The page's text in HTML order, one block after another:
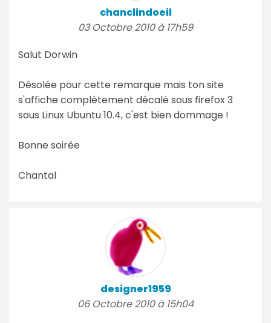
chanclindoeil
03 Octobre 2010 à 17h59
Salut Dorwin
Désolée pour cette remarque mais ton site
s'affiche complètement décalé sous firefox 3
sous Linux Ubuntu 10.4, c'est bien dommage !
Bonne soirée
Chantal
designer1959
06 Octobre 2010 à 15h04